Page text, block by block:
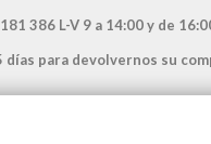
386 L-V 9 a 14:00 y de
días para devolvernos su
(España)